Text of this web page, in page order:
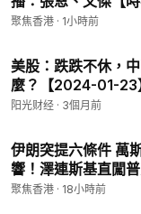
#摩根大通 #中國經
的市場資訊以及經濟
動向。
🌻🎈透過Patreon（
ews）支持我們，您
可以隨時取消訂閱。
聚焦香港 · 1小時前
美股：跌跌不休，
麼？【2024-01-23
阳光财经 · 3個月前
伊朗突提六條件 萬
響！澤連斯基直闖
突闖保加利亞！美
聚焦香港 · 18小時前